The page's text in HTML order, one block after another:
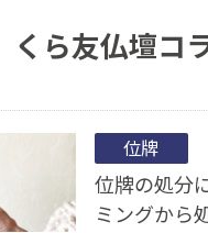
くら友仏壇コ
位牌
位牌の処分
ミングから